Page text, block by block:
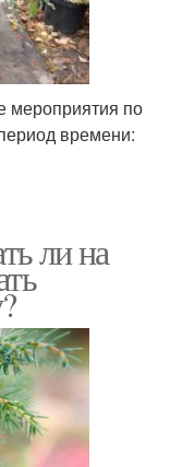
мероприятия по
времени:
ли на